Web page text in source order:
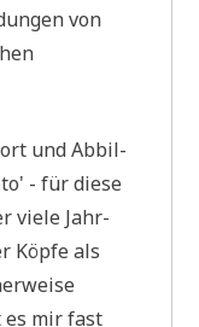
von
und Abbil­
- für die­se
vie­le Jahr­
Köp­fe als
es mir fast